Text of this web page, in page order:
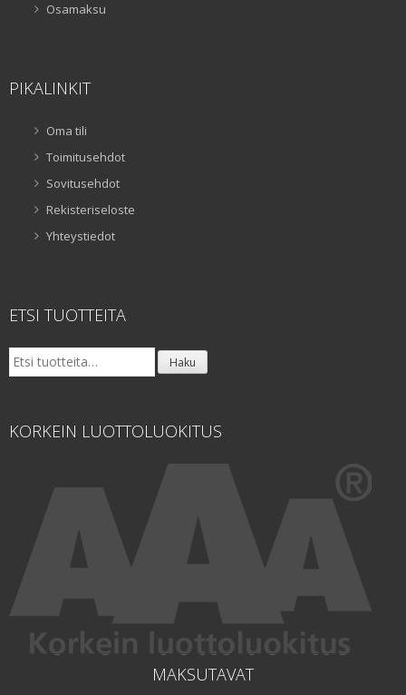
Osamaksu
PIKALINKIT
Oma tili
Toimitusehdot
Sovitusehdot
Rekisteriseloste
Yhteystiedot
ETSI TUOTTEITA
Etsi: Haku
KORKEIN LUOTTOLUOKITUS
MAKSUTAVAT